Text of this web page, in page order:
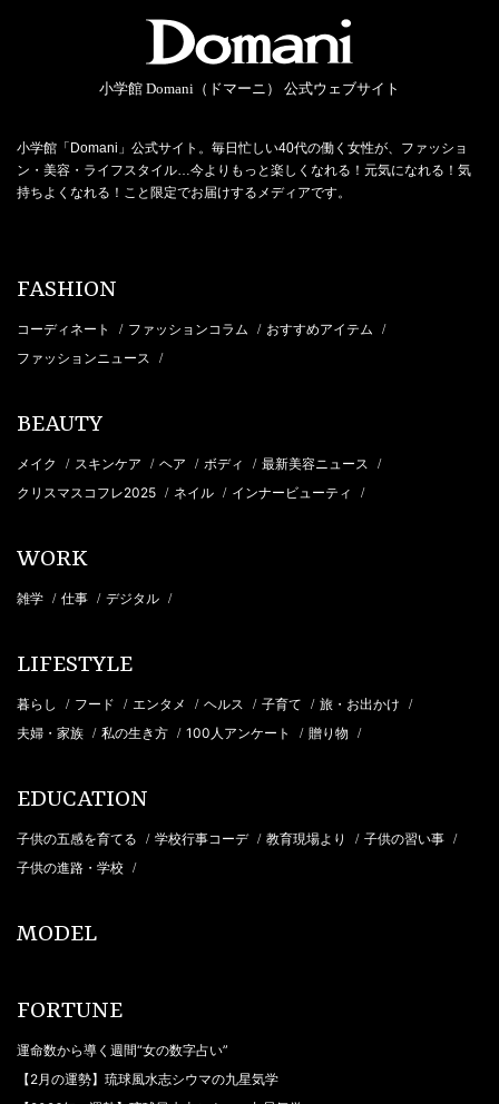
小学館 Domani（ドマーニ） 公式ウェブサイト
小学館「Domani」公式サイト。毎日忙しい40代の働く女性が、ファッショ
ン・美容・ライフスタイル…今よりもっと楽しくなれる！元気になれる！気
持ちよくなれる！こと限定でお届けするメディアです。
FASHION
コーディネート / ファッションコラム / おすすめアイテム /
ファッションニュース /
BEAUTY
メイク / スキンケア / ヘア / ボディ / 最新美容ニュース /
クリスマスコフレ2025 / ネイル / インナービューティ /
WORK
雑学 / 仕事 / デジタル /
LIFESTYLE
暮らし / フード / エンタメ / ヘルス / 子育て / 旅・お出かけ /
夫婦・家族 / 私の生き方 / 100人アンケート / 贈り物 /
EDUCATION
子供の五感を育てる / 学校行事コーデ / 教育現場より / 子供の習い事 /
子供の進路・学校 /
MODEL
FORTUNE
運命数から導く週間“女の数字占い”
【2月の運勢】琉球風水志シウマの九星気学